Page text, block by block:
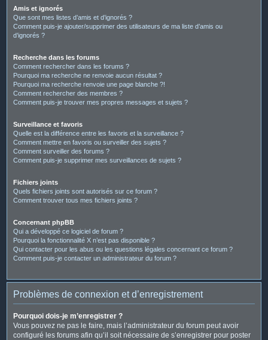
Amis et ignorés
Que sont mes listes d’amis et d’ignorés ?
Comment puis-je ajouter/supprimer des utilisateurs de ma liste d’amis ou
d’ignorés ?
Recherche dans les forums
Comment rechercher dans les forums ?
Pourquoi ma recherche ne renvoie aucun résultat ?
Pourquoi ma recherche renvoie une page blanche ?!
Comment rechercher des membres ?
Comment puis-je trouver mes propres messages et sujets ?
Surveillance et favoris
Quelle est la différence entre les favoris et la surveillance ?
Comment mettre en favoris ou surveiller des sujets ?
Comment surveiller des forums ?
Comment puis-je supprimer mes surveillances de sujets ?
Fichiers joints
Quels fichiers joints sont autorisés sur ce forum ?
Comment trouver tous mes fichiers joints ?
Concernant phpBB
Qui a développé ce logiciel de forum ?
Pourquoi la fonctionnalité X n’est pas disponible ?
Qui contacter pour les abus ou les questions légales concernant ce forum ?
Comment puis-je contacter un administrateur du forum ?
Problèmes de connexion et d’enregistrement
Pourquoi dois-je m’enregistrer ?
Vous pouvez ne pas le faire, mais l’administrateur du forum peut avoir
configuré les forums afin qu’il soit nécessaire de s’enregistrer pour poster